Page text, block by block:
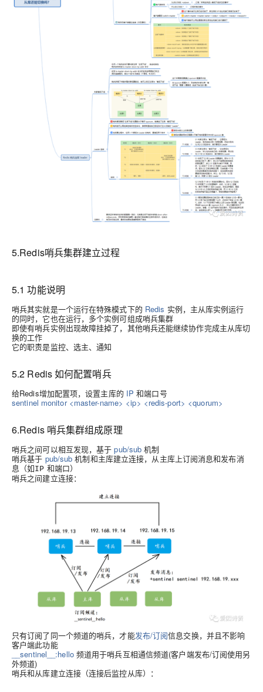
5.Redis哨兵集群建立过程
5.1 功能说明
哨兵其实就是一个运行在特殊模式下的 Redis 实例，主从库实例运行
的同时，它也在运行，多个实例可组成哨兵集群
即使有哨兵实例出现故障挂掉了，其他哨兵还能继续协作完成主从库切
换的工作
它的职责是监控、选主、通知
5.2 Redis 如何配置哨兵
给Redis增加配置项，设置主库的 IP 和端口号
sentinel monitor <master-name> <ip> <redis-port> <quorum>
6.Redis 哨兵集群组成原理
哨兵之间可以相互发现，基于pub/sub 机制
哨兵基于 pub/sub 机制和主库建立连接，从主库上订阅消息和发布消
息（如IP 和端口）
哨兵之间建立连接：
只有订阅了同一个频道的哨兵，才能发布/订阅信息交换，并且不影响
客户端此功能
__sentinel__:hello频道用于哨兵互相通信频道(客户端发布/订阅使用另
外频道)
哨兵和从库建立连接（连接后监控从库） ：